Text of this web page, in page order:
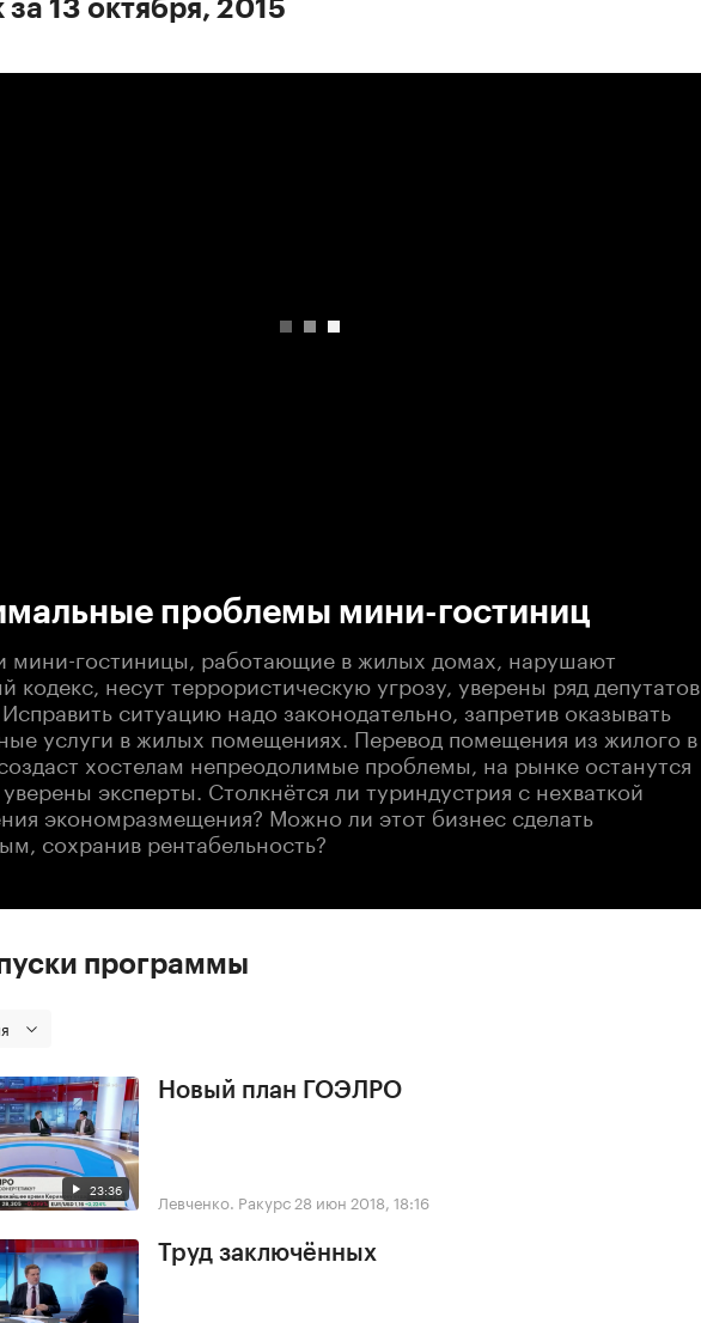
за 13 октября, 2015
проблемы мини-гостиниц
мини-гостиницы, работающие в жилых домах, нарушают
несут террористическую угрозу, уверены ряд депутатов
ситуацию надо законодательно, запретив оказывать
услуги в жилых помещениях. Перевод помещения из жилого в
хостелам непреодолимые проблемы, на рынке останутся
эксперты. Столкнётся ли туриндустрия с нехваткой
экономразмещения? Можно ли этот бизнес сделать
сохранив рентабельность?
программы
23:36
Новый план ГОЭЛРО
Левченко. Ракурс 28 июн 2018, 18:16
Труд заключённых